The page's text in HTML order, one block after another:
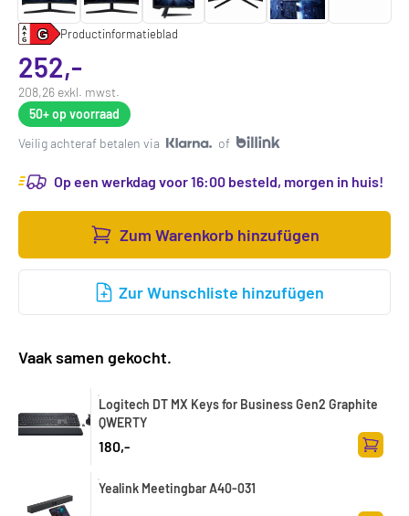
Productinformatieblad
252,-
208,26 exkl. mwst.
50+op voorraad
Veilig achteraf betalen via
of
Op een werkdag voor 16:00 besteld, morgen in huis!
Zum Warenkorb hinzufügen
Zur Wunschliste hinzufügen
Vaak samen gekocht.
Logitech DT MX Keys for Business Gen2 Graphite
QWERTY
180,-
Zum
Yealink Meetingbar A40-031